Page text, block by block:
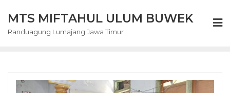
content
MTS MIFTAHUL ULUM BUWEK
Randuagung Lumajang Jawa Timur